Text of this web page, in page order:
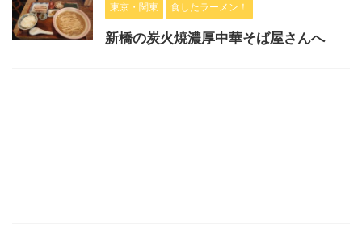
東京・関東 食したラーメン！
新橋の炭火焼濃厚中華そば屋さんへ